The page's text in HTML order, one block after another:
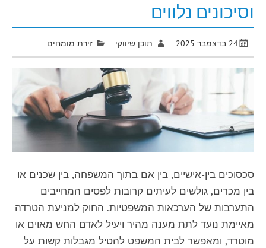
וסיכונים נלווים
24 בדצמבר 2025 תוכן שיווקי זירת מומחים
סכסוכים בין-אישיים, בין אם בתוך המשפחה, בין שכנים או
בין מכרים, גולשים לעיתים קרובות לפסים המחייבים
התערבות של הערכאות המשפטיות. החוק למניעת הטרדה
מאיימת נועד לתת מענה מהיר ויעיל לאדם החש מאוים או
מוטרד, ומאפשר לבית המשפט להטיל מגבלות קשות על